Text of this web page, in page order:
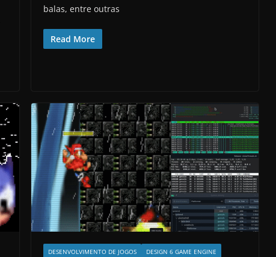
balas, entre outras
Read More
DESENVOLVIMENTO DE JOGOS
DESIGN 6 GAME ENGINE